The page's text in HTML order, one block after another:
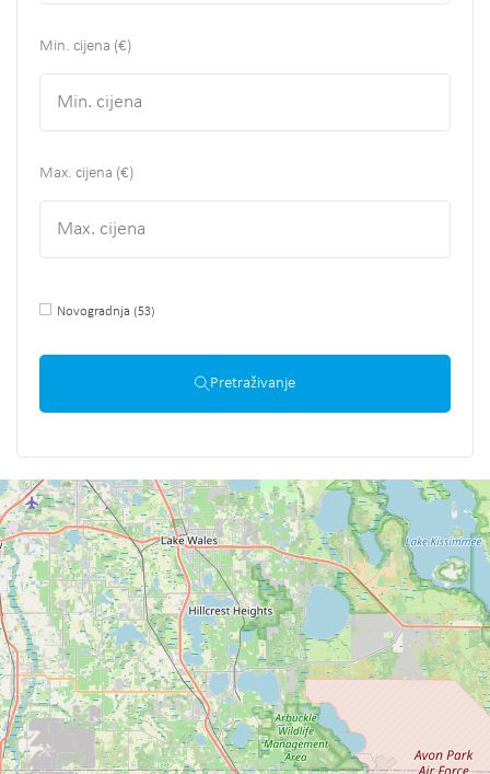
Min. cijena (€)
Max. cijena (€)
Novogradnja (53)
Pretraživanje